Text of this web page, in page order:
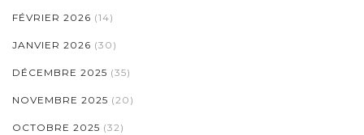
FÉVRIER 2026 (14)
JANVIER 2026 (30)
DÉCEMBRE 2025 (35)
NOVEMBRE 2025 (20)
OCTOBRE 2025 (32)